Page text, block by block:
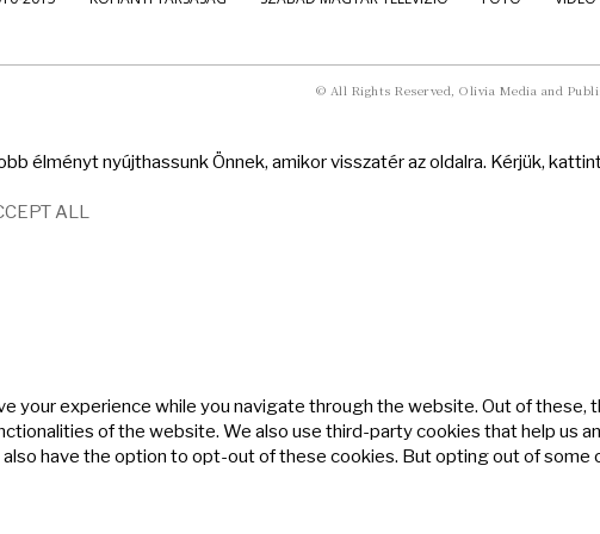
© All Rights Reserved, Olivia Media and
élményt nyújthassunk Önnek, amikor visszatér az oldalra. Kérjük,
ALL
your experience while you navigate through the website. Out of
of the website. We also use third-party cookies that help us
also have the option to opt-out of these cookies. But opting out of